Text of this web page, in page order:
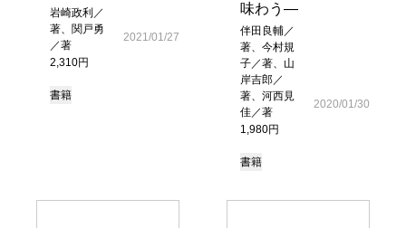
岩崎政利／
著、関戸勇
／著
2,310円
2021/01/27
書籍
味わう―
伴田良輔／
著、今村規
子／著、山
岸吉郎／
著、河西見
佳／著
1,980円
2020/01/30
書籍